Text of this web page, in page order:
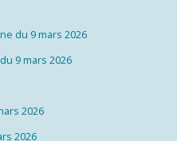
du 9 mars 2026
9 mars 2026
2026
2026